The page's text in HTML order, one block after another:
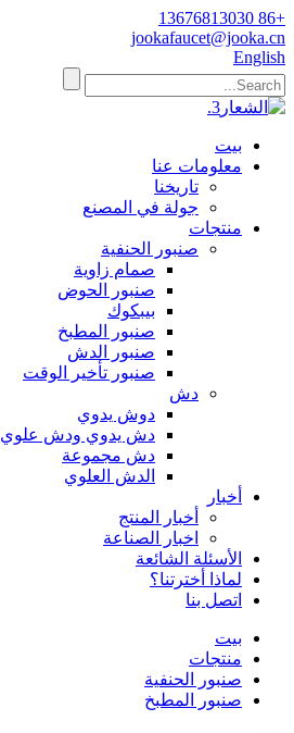
+86 13676813030
jookafaucet@jooka.cn
English
بيت
معلومات عنا
تاريخنا
جولة في المصنع
منتجات
صنبور الحنفية
صمام زاوية
صنبور الحوض
بيبكوك
صنبور المطبخ
صنبور الدش
صنبور تأخير الوقت
دش
دوش يدوي
دش يدوي ودش علوي
دش مجموعة
الدش العلوي
أخبار
أخبار المنتج
اخبار الصناعة
الأسئلة الشائعة
لماذا أخترتنا؟
اتصل بنا
بيت
منتجات
صنبور الحنفية
صنبور المطبخ